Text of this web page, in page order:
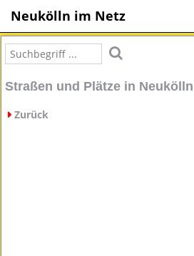
Neukölln im Netz
Straßen und Plätze in
Zurück